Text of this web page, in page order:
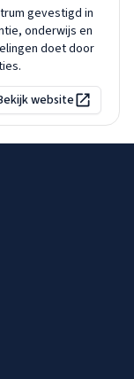
gevestigd in
onderwijs en
doet door
website